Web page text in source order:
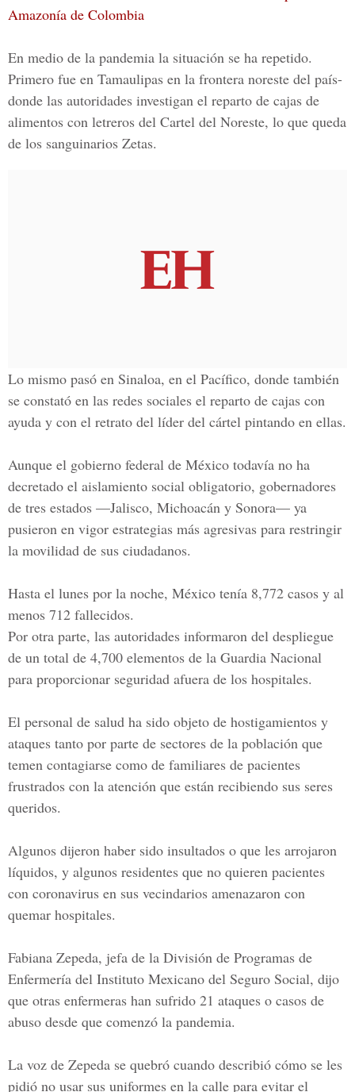
Amazonía de Colombia
En medio de la pandemia la situación se ha repetido.
Primero fue en Tamaulipas en la frontera noreste del país-
donde las autoridades investigan el reparto de cajas de
alimentos con letreros del Cartel del Noreste, lo que queda
de los sanguinarios Zetas.
Lo mismo pasó en Sinaloa, en el Pacífico, donde también
se constató en las redes sociales el reparto de cajas con
ayuda y con el retrato del líder del cártel pintando en ellas.
Aunque el gobierno federal de México todavía no ha
decretado el aislamiento social obligatorio, gobernadores
de tres estados —Jalisco, Michoacán y Sonora— ya
pusieron en vigor estrategias más agresivas para restringir
la movilidad de sus ciudadanos.
Hasta el lunes por la noche, México tenía 8,772 casos y al
menos 712 fallecidos.
Por otra parte, las autoridades informaron del despliegue
de un total de 4,700 elementos de la Guardia Nacional
para proporcionar seguridad afuera de los hospitales.
El personal de salud ha sido objeto de hostigamientos y
ataques tanto por parte de sectores de la población que
temen contagiarse como de familiares de pacientes
frustrados con la atención que están recibiendo sus seres
queridos.
Algunos dijeron haber sido insultados o que les arrojaron
líquidos, y algunos residentes que no quieren pacientes
con coronavirus en sus vecindarios amenazaron con
quemar hospitales.
Fabiana Zepeda, jefa de la División de Programas de
Enfermería del Instituto Mexicano del Seguro Social, dijo
que otras enfermeras han sufrido 21 ataques o casos de
abuso desde que comenzó la pandemia.
La voz de Zepeda se quebró cuando describió cómo se les
pidió no usar sus uniformes en la calle para evitar el